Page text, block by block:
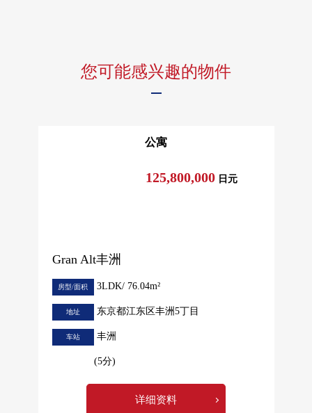
您可能感兴趣的物件
公寓
Gran Alt丰洲
125,800,000 日元
房型/面积 3LDK/ 76.04m²
地址 东京都江东区丰洲5丁目
车站 丰洲
(5分)
详细资料